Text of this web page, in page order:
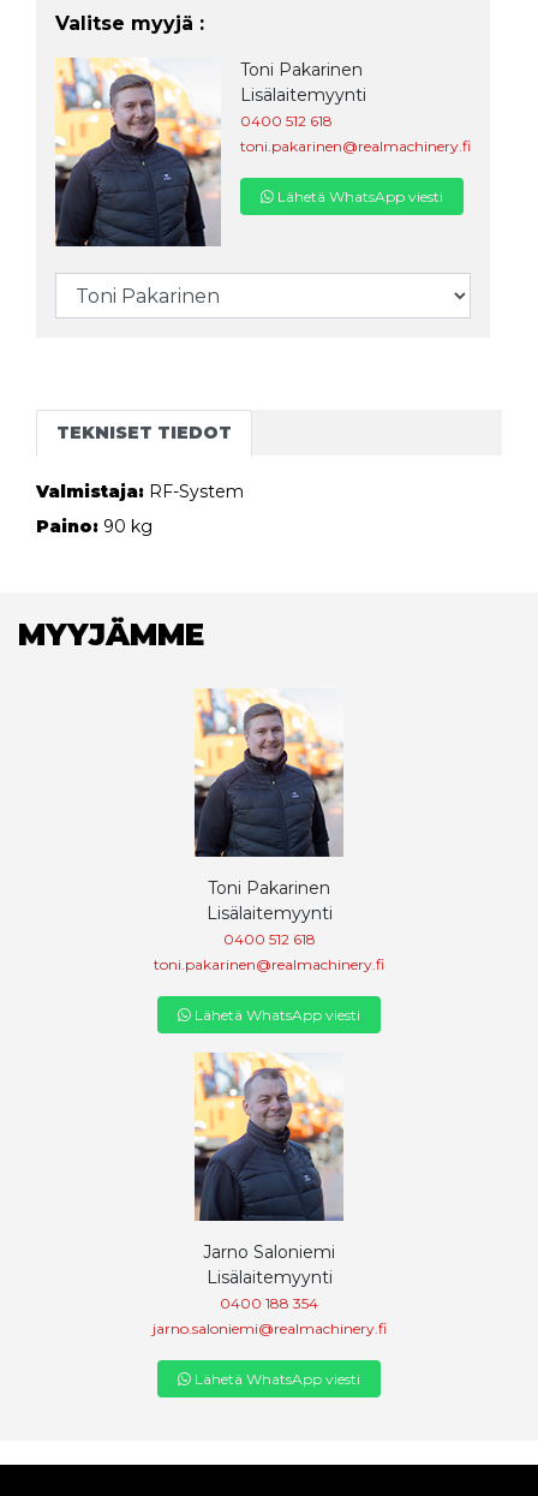
Valitse myyjä :
Toni Pakarinen
Lisälaitemyynti
0400 512 618
toni.pakarinen@realmachinery.fi
Lähetä WhatsApp viesti
TEKNISET TIEDOT
Valmistaja: RF-System
Paino: 90 kg
MYYJÄMME
Toni Pakarinen
Lisälaitemyynti
0400 512 618
toni.pakarinen@realmachinery.fi
Lähetä WhatsApp viesti
Jarno Saloniemi
Lisälaitemyynti
0400 188 354
jarno.saloniemi@realmachinery.fi
Lähetä WhatsApp viesti